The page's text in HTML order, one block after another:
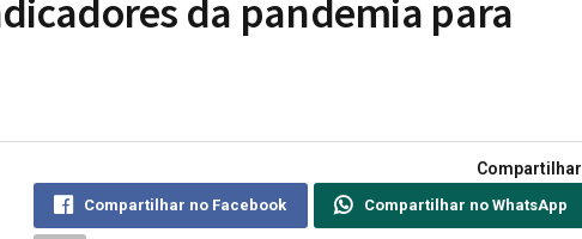
da pandemia para
Compartilhar
Compartilhar no Facebook Compartilhar no WhatsApp